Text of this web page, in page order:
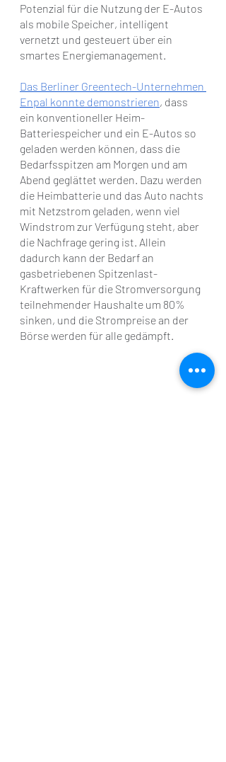
Potenzial für die Nutzung der E-Autos
als mobile Speicher, intelligent
vernetzt und gesteuert über ein
smartes Energiemanagement.
Das Berliner Greentech-Unternehmen
Enpal konnte demonstrieren, dass
ein konventioneller Heim-
Batteriespeicher und ein E-Autos so
geladen werden können, dass die
Bedarfsspitzen am Morgen und am
Abend geglättet werden. Dazu werden
die Heimbatterie und das Auto nachts
mit Netzstrom geladen, wenn viel
Windstrom zur Verfügung steht, aber
die Nachfrage gering ist. Allein
dadurch kann der Bedarf an
gasbetriebenen Spitzenlast-
Kraftwerken für die Stromversorgung
teilnehmender Haushalte um 80%
sinken, und die Strompreise an der
Börse werden für alle gedämpft.